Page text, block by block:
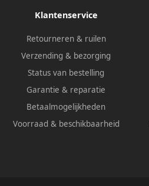
Klantenservice
Retourneren & ruilen
Verzending & bezorging
Status van bestelling
Garantie & reparatie
Betaalmogelijkheden
Voorraad & beschikbaarheid